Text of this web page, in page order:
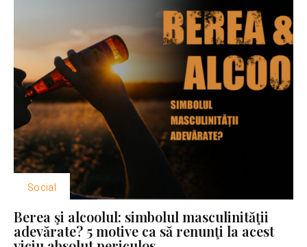
Social
Berea şi alcoolul: simbolul masculinităţii
adevărate? 5 motive ca să renunţi la acest